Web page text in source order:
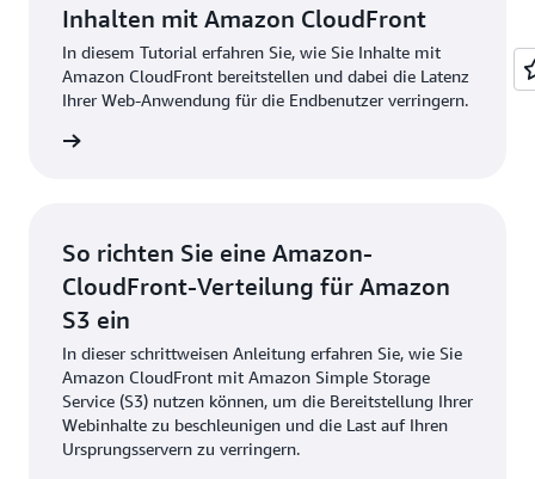
Inhalten mit Amazon CloudFront
In diesem Tutorial erfahren Sie, wie Sie Inhalte mit
Amazon CloudFront bereitstellen und dabei die Latenz
Ihrer Web-Anwendung für die Endbenutzer verringern.
So richten Sie eine Amazon-
CloudFront-Verteilung für Amazon
S3 ein
In dieser schrittweisen Anleitung erfahren Sie, wie Sie
Amazon CloudFront mit Amazon Simple Storage
Service (S3) nutzen können, um die Bereitstellung Ihrer
Webinhalte zu beschleunigen und die Last auf Ihren
Ursprungsservern zu verringern.